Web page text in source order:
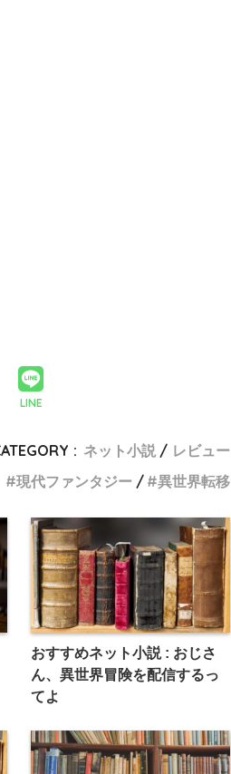
LINE
: ネット小説
レビュー
現代ファンタジー 異世界転移
おすすめネット小説 : おじさ
ん、異世界冒険を配信するっ
てよ